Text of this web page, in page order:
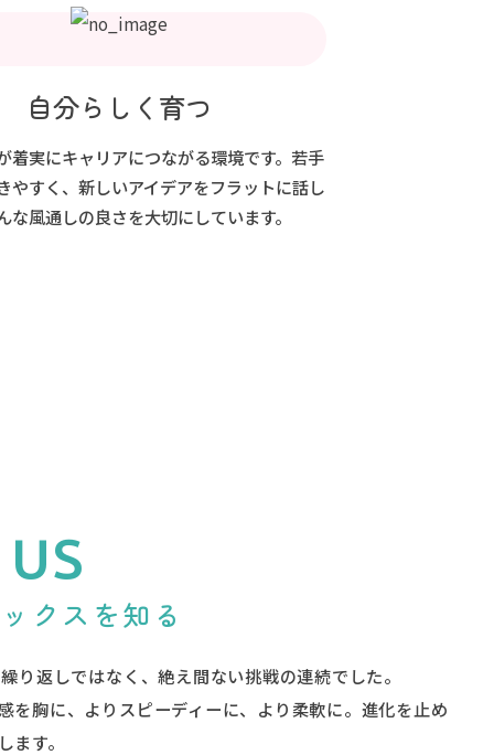
自分らしく育つ
着実にキャリアにつながる環境です。若手
やすく、新しいアイデアをフラットに話し
な風通しの良さを大切にしています。
クスを知る
り返しではなく、絶え間ない挑戦の連続でした。
を胸に、よりスピーディーに、より柔軟に。進化を止め
す。